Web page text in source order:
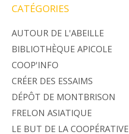
CATÉGORIES
AUTOUR DE L'ABEILLE
BIBLIOTHÈQUE APICOLE
COOP'INFO
CRÉER DES ESSAIMS
DÉPÔT DE MONTBRISON
FRELON ASIATIQUE
LE BUT DE LA COOPÉRATIVE